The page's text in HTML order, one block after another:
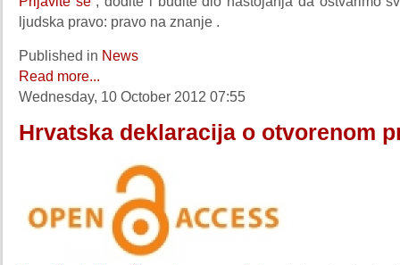
ljudska pravo: pravo na znanje .
Published in News
Read more...
Wednesday, 10 October 2012 07:55
Hrvatska deklaracija o otvorenom